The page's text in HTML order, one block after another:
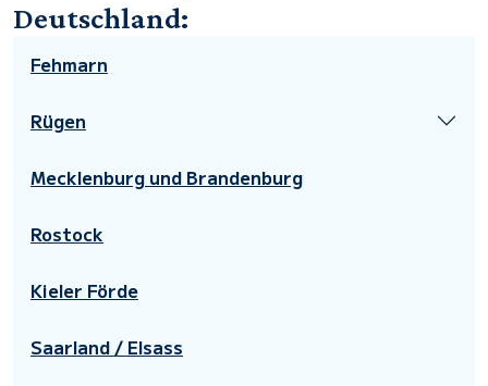
Deutschland:
Fehmarn
Rügen
Mecklenburg und Brandenburg
Rostock
Kieler Förde
Saarland / Elsass